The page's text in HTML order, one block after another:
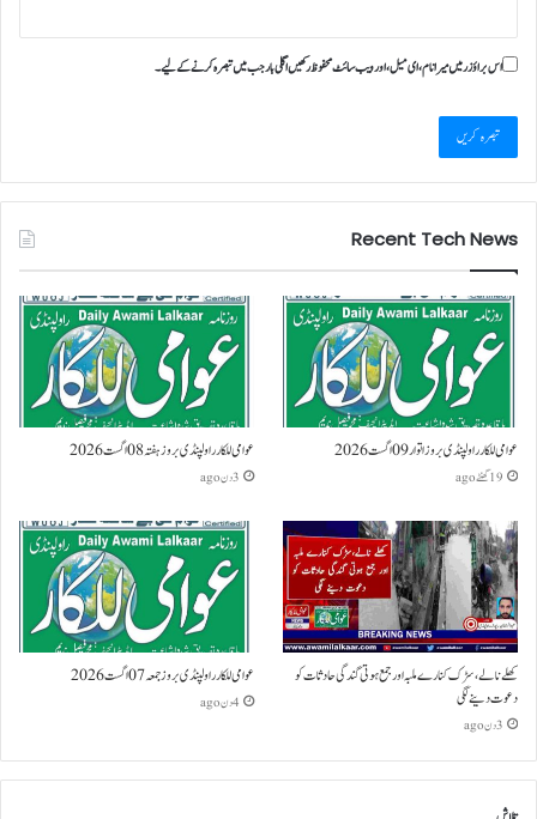
اس براؤزر میں میرا نام، ای میل، اور ویب سائٹ محفوظ رکھیں اگلی بار جب میں تبصرہ کرنے کےلیے۔
Recent Tech News
عوامی للکار راولپنڈی بروز اتوار 09 اگست 2026
19 گھنٹے ago
عوامی للکار راولپنڈی بروز ہفتہ 08 اگست 2026
3 دن ago
کھلے نالے،سڑک کنارے ملبہ اور جمع ہوتی گندگی حادثات کو
دعوت دینے لگی
3 دن ago
عوامی للکار راولپنڈی بروز جمعہ 07 اگست 2026
4 دن ago